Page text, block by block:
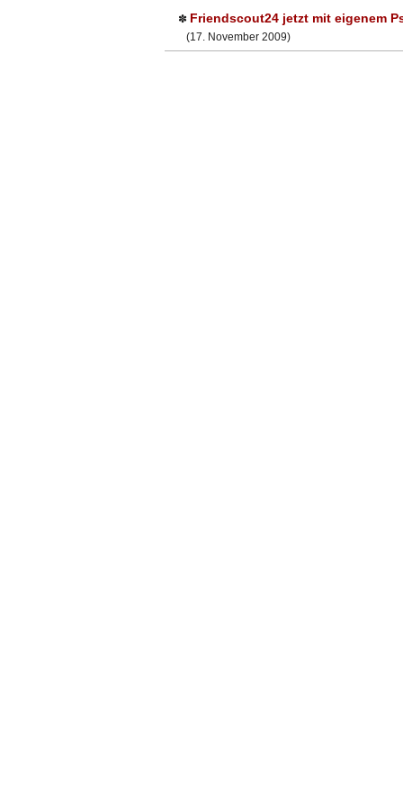
✽ Friendscout24 jetzt mit eigenem
(17. November 2009)